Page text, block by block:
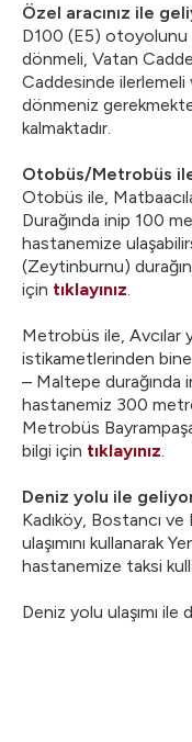
Özel aracınız ile
D100 (E5) otoyolunu
dönmeli, Vatan
Caddesinde ilerlemeli
dönmeniz
kalmaktadır.
Otobüs/Metrobüs
Otobüs ile,
Durağında inip 100
hastanemize
(Zeytinburnu)
için tıklayınız
Metrobüs ile, Avcılar
istikametlerinden
– Maltepe durağında
hastanemiz 300
Metrobüs Bayrampaşa
bilgi için tıklayınız
Deniz yolu ile
Kadıköy, Bostancı
ulaşımını kullanarak
hastanemize taksi
Deniz yolu ulaşımı ile